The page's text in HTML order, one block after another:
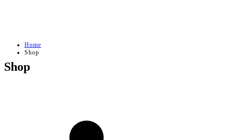
Home
Shop
Shop